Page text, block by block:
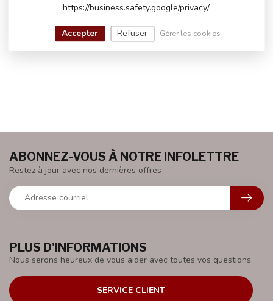
retrait sur place uniquement.
PLUS D'INFORMATIONS
Nous serons heureux de vous aider avec toutes vos questions.
SERVICE CLIENT
ABONNEZ-VOUS À NOTRE INFOLETTRE
Restez à jour avec nos dernières offres
https://business.safety.google/privacy/
Accepter Refuser Gérer les cookies